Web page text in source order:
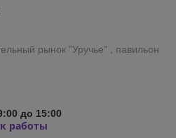
рынок "Уручье" , павильон
до 15:00
работы